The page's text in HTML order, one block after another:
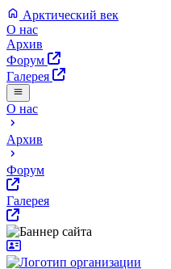
Арктический век
О нас
Архив
Форум
Галерея
О нас
Архив
Форум
Галерея